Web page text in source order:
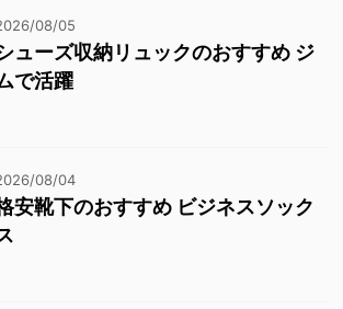
08/05
ューズ収納リュックのおすすめ ジ
で活躍
08/04
安靴下のおすすめ ビジネスソック